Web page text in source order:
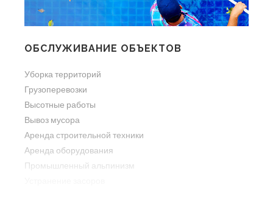
ОБСЛУЖИВАНИЕ ОБЪЕКТОВ
Уборка территорий
Грузоперевозки
Высотные работы
Вывоз мусора
Аренда строительной техники
Аренда оборудования
Промышленный альпинизм